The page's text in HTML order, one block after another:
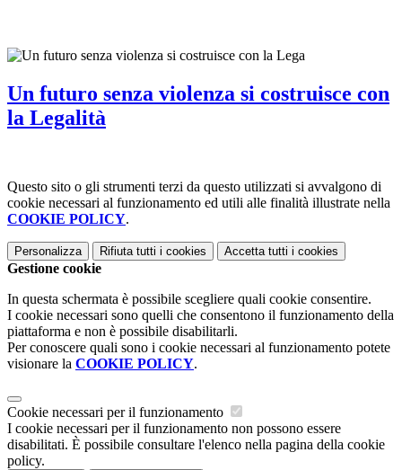
Un futuro senza violenza si costruisce con
la Legalità
Questo sito o gli strumenti terzi da questo utilizzati si avvalgono di
cookie necessari al funzionamento ed utili alle finalità illustrate nella
COOKIE POLICY.
Personalizza Rifiuta tutti i cookies Accetta tutti i cookies
Gestione cookie
In questa schermata è possibile scegliere quali cookie consentire.
I cookie necessari sono quelli che consentono il funzionamento della
piattaforma e non è possibile disabilitarli.
Per conoscere quali sono i cookie necessari al funzionamento potete
visionare la COOKIE POLICY.
Cookie necessari per il funzionamento
I cookie necessari per il funzionamento non possono essere
disabilitati. È possibile consultare l'elenco nella pagina della cookie
policy.